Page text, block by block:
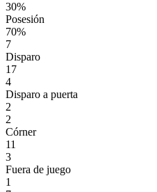
30%
Posesión
70%
7
Disparo
17
4
Disparo a puerta
2
2
Córner
11
3
Fuera de juego
1